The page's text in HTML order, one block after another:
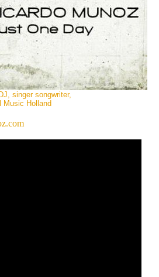
singer songwriter,
Music Holland